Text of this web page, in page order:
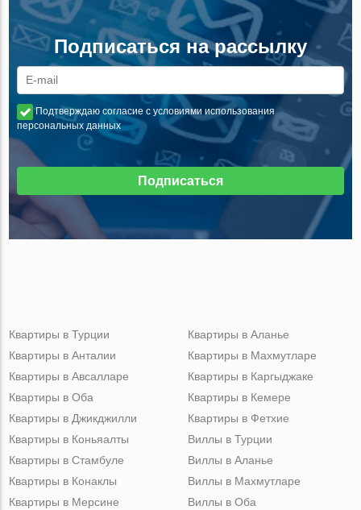
Подписаться на рассылку
Подтверждаю согласие с условиями использования
персональных данных
Подписаться
Квартиры в Турции
Квартиры в Анталии
Квартиры в Авсалларе
Квартиры в Оба
Квартиры в Джикджилли
Квартиры в Аланье
Квартиры в Махмутларе
Квартиры в Каргыджаке
Квартиры в Кемере
Квартиры в Фетхие
Квартиры в Коньяалты
Квартиры в Стамбуле
Квартиры в Конаклы
Квартиры в Мерсине
Виллы в Турции
Виллы в Аланье
Виллы в Махмутларе
Виллы в Оба